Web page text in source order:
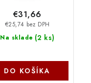
Na sklade (2 ks)
€25,74 bez DPH
€31,66
DO KOŠÍKA